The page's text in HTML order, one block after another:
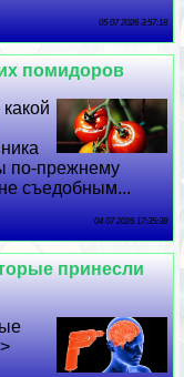
05 07 2026 3:57:18
помидоров
по-прежнему
съедобным...
04 07 2026 17:35:38
принесли